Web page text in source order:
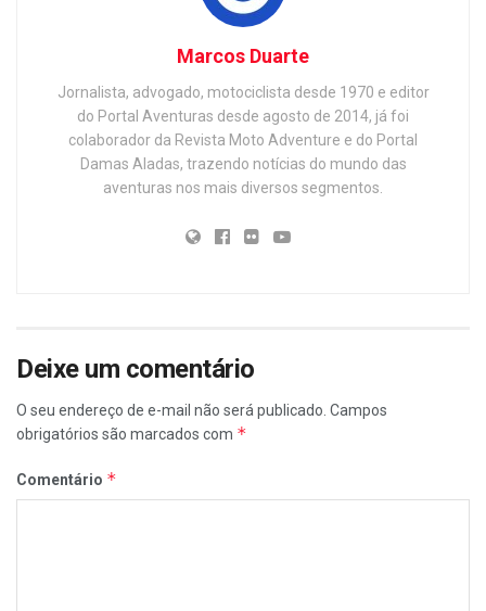
Marcos Duarte
Jornalista, advogado, motociclista desde 1970 e editor
do Portal Aventuras desde agosto de 2014, já foi
colaborador da Revista Moto Adventure e do Portal
Damas Aladas, trazendo notícias do mundo das
aventuras nos mais diversos segmentos.
Deixe um comentário
O seu endereço de e-mail não será publicado. Campos
obrigatórios são marcados com *
Comentário *